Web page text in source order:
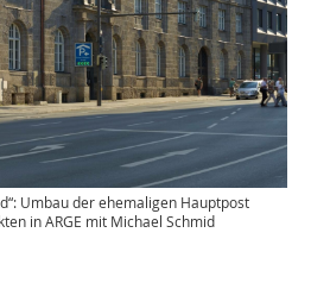
Umbau der ehemaligen Hauptpost
in ARGE mit Michael Schmid